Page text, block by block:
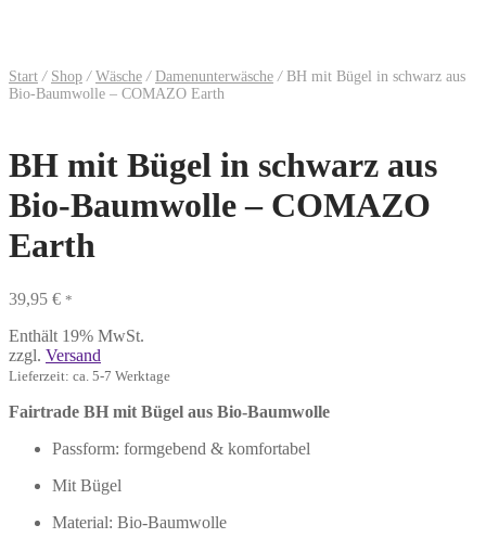
Start / Shop / Wäsche / Damenunterwäsche /BH mit Bügel in schwarz aus
Bio-Baumwolle – COMAZO Earth
BH mit Bügel in schwarz aus
Bio-Baumwolle – COMAZO
Earth
39,95 € *
Enthält 19% MwSt.
zzgl. Versand
Lieferzeit: ca. 5-7 Werktage
Fairtrade BH mit Bügel aus Bio-Baumwolle
Passform: formgebend & komfortabel
Mit Bügel
Material: Bio-Baumwolle